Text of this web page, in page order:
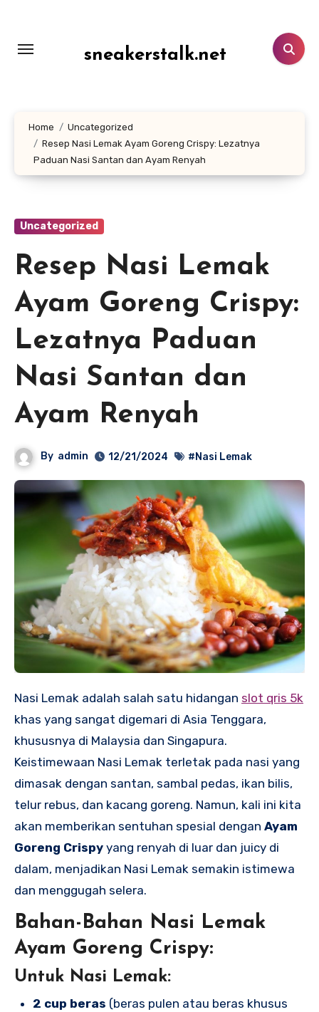
konten
sneakerstalk.net
Home
Uncategorized
Resep Nasi Lemak Ayam Goreng Crispy: Lezatnya
Paduan Nasi Santan dan Ayam Renyah
Uncategorized
Resep Nasi Lemak
Ayam Goreng Crispy:
Lezatnya Paduan
Nasi Santan dan
Ayam Renyah
By admin 12/21/2024 #Nasi Lemak
Nasi Lemak adalah salah satu hidangan slot qris 5k
khas yang sangat digemari di Asia Tenggara,
khususnya di Malaysia dan Singapura.
Keistimewaan Nasi Lemak terletak pada nasi yang
dimasak dengan santan, sambal pedas, ikan bilis,
telur rebus, dan kacang goreng. Namun, kali ini kita
akan memberikan sentuhan spesial dengan Ayam
Goreng Crispy yang renyah di luar dan juicy di
dalam, menjadikan Nasi Lemak semakin istimewa
dan menggugah selera.
Bahan-Bahan Nasi Lemak
Ayam Goreng Crispy:
Untuk Nasi Lemak:
2 cup beras (beras pulen atau beras khusus